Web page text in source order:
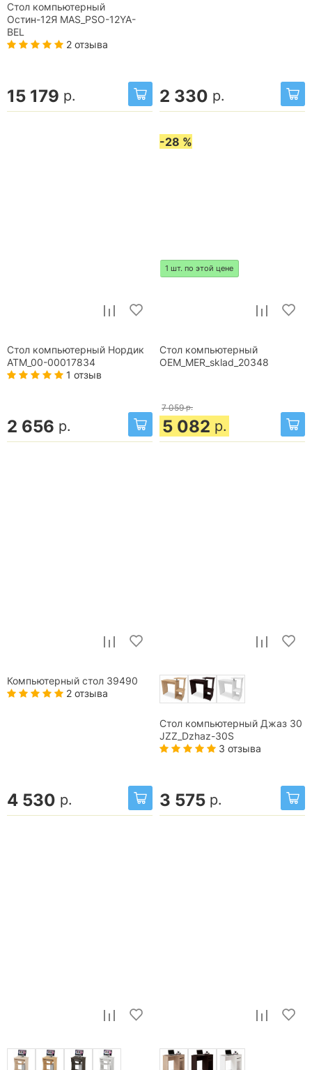
Стол компьютерный
Остин-12Я MAS_PSO-12YA-
BEL
2 отзыва
15 179 р. 2 330 р.
Стол компьютерный Нордик
ATM_00-00017834
1 отзыв
2 656 р.
-28 %
1 шт. по этой цене
Стол компьютерный
OEM_MER_sklad_20348
7 059 р.
5 082 р.
Компьютерный стол 39490
2 отзыва
4 530 р.
Стол компьютерный Джаз 30
JZZ_Dzhaz-30S
3 отзыва
3 575 р.